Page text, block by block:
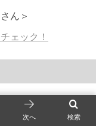
ん＞
ェック！
1,713
検索
次へ